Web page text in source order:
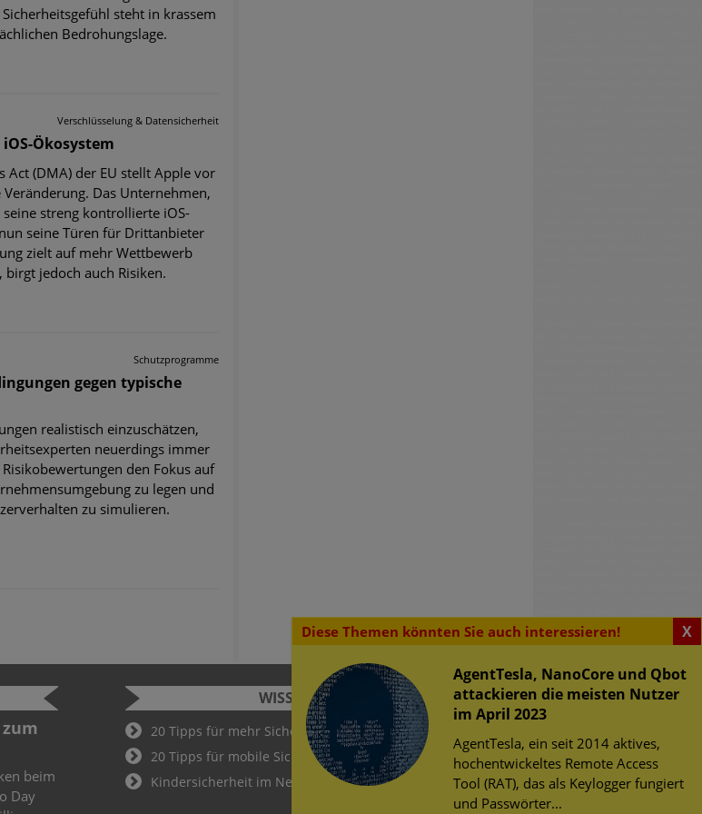
steht in krassem
Bedrohungslage.
Verschlüsselung & Datensicherheit
Ökosystem
Act (DMA) der EU stellt Apple vor
Das Unternehmen,
streng kontrollierte iOS-
seine Türen für Drittanbieter
zielt auf mehr Wettbewerb
jedoch auch Risiken.
Schutzprogramme
gegen typische
realistisch einzuschätzen,
neuerdings immer
den Fokus auf
zu legen und
zu simulieren.
Diese Themen könnten Sie auch interessieren! X
AgentTesla, NanoCore und Qbot
attackieren die meisten Nutzer
im April 2023
AgentTesla, ein seit 2014 aktives,
hochentwickeltes Remote Access
Tool (RAT), das als Keylogger fungiert
und Passwörter...
Sicherheitsrisiken im
öffentlichen WLAN zur
Fußball-WM 2026
Cyber Security Challenge
Schüler und Studenten können bei der
Cyber Security Challenge teilnehmen.
WISSENSWERTES
20 Tipps für mehr Sicherheit im Web
20 Tipps für mobile Sicherheit
Kindersicherheit im Netz